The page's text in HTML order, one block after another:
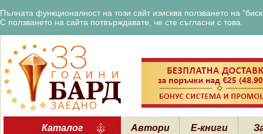
Пълната функционалност на този сайт изисква ползването на
С ползването на сайта потвърждавате, че сте съгласни с това.
Каталог Автори Е-книги